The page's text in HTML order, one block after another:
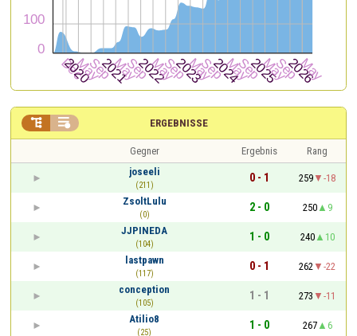
ERGEBNISSE
 
Gegner Ergebnis
Rang
joseeli
(211)
0 - 1 259
-18
ZsoltLulu
(0)
2 - 0 250
9
JJPINEDA
(104)
1 - 0 240
10
lastpawn
(117)
0 - 1 262
-22
conception
(105)
1 - 1 273
-11
Atilio8
(25)
1 - 0 267
6